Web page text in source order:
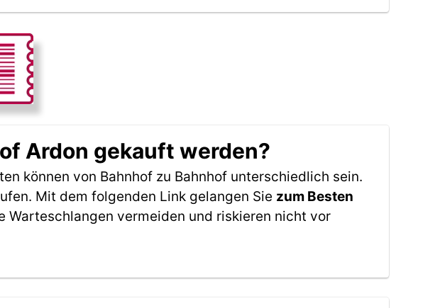
Ardon gekauft werden?
können von Bahnhof zu Bahnhof unterschiedlich sein.
Mit dem folgenden Link gelangen Sie zum Besten
Warteschlangen vermeiden und riskieren nicht vor